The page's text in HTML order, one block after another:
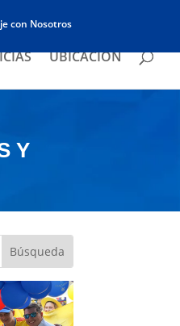
con Nosotros
UBICACIÓN
Y